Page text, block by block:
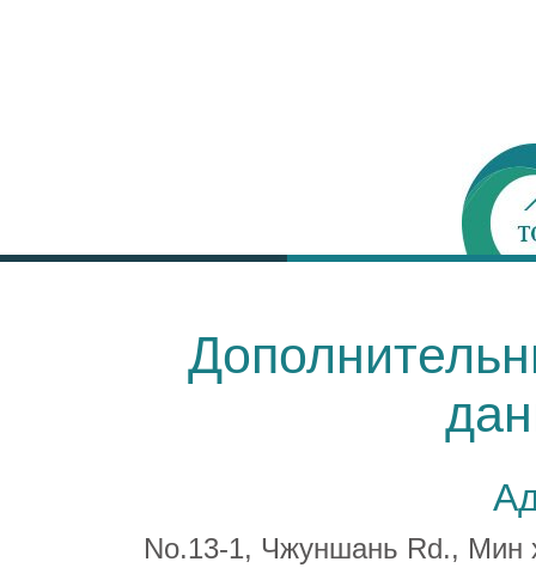
No.13-1, Чжуншань Rd., Мин